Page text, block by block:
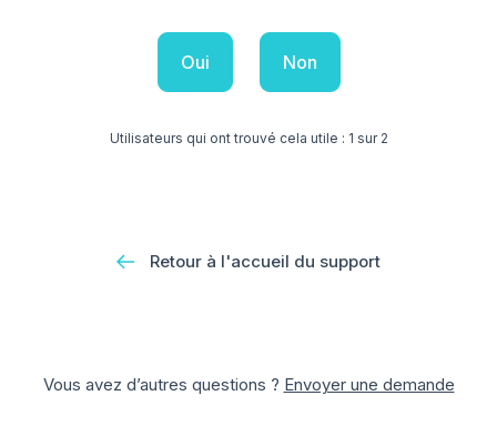
Oui Non
Utilisateurs qui ont trouvé cela utile : 1 sur 2
Retour à l'accueil du support
Vous avez d’autres questions ? Envoyer une demande